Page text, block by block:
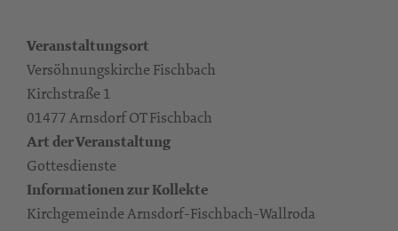
Veranstaltungsort
Versöhnungskirche Fischbach
Kirchstraße 1
01477 Arnsdorf OT Fischbach
Art der Veranstaltung
Gottesdienste
Informationen zur Kollekte
Kirchgemeinde Arnsdorf-Fischbach-Wallroda